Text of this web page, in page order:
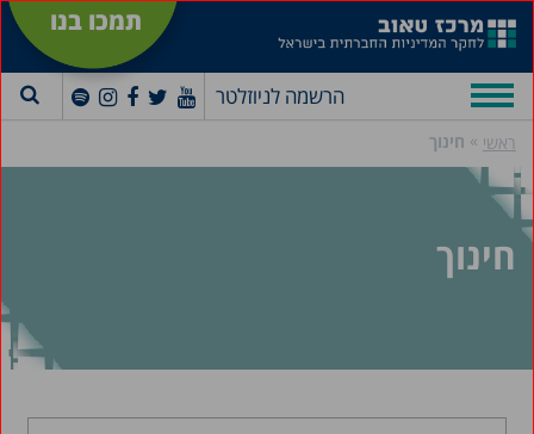
תמכו בנו
הרשמה לניוזלטר
ראשי » חינוך
חינוך